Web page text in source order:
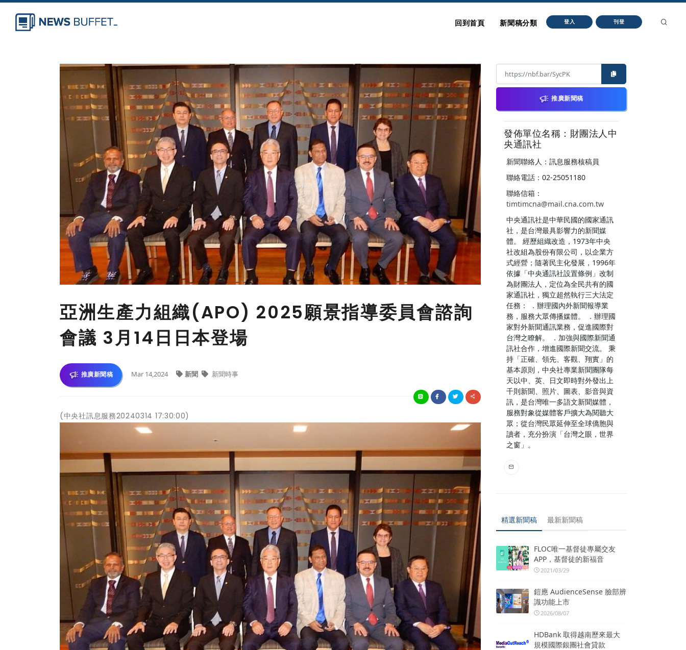
回到首頁 新聞稿分類 登入 刊登
亞洲生產力組織(APO) 2025願景指導委員會諮詢
會議 3月14日日本登場
推廣新聞稿 Mar 14,2024 新聞 新聞時事
(中央社訊息服務20240314 17:30:00)
推廣新聞稿
發佈單位名稱：財團法人中
央通訊社
新聞聯絡人：訊息服務核稿員
聯絡電話：02-25051180
聯絡信箱：
timtimcna@mail.cna.com.tw
中央通訊社是中華民國的國家通訊
社，是台灣最具影響力的新聞媒
體。 經歷組織改造，1973年中央
社改組為股份有限公司，以企業方
式經營；隨著民主化發展，1996年
依據「中央通訊社設置條例」改制
為財團法人，定位為全民共有的國
家通訊社，獨立超然執行三大法定
任務： ．辦理國內外新聞報導業
務，服務大眾傳播媒體。 ．辦理國
家對外新聞通訊業務，促進國際對
台灣之瞭解。 ．加強與國際新聞通
訊社合作，增進國際新聞交流。 秉
持「正確、領先、客觀、翔實」的
基本原則，中央社專業新聞團隊每
天以中、英、日文即時對外發出上
千則新聞、照片、圖表、影音與資
訊，是台灣唯一多語文新聞媒體，
服務對象從媒體客戶擴大為閱聽大
眾；從台灣民眾延伸至全球僑胞與
讀者，充分扮演「台灣之眼，世界
之窗」。
精選新聞稿 最新新聞稿
FLOC唯一基督徒專屬交友
APP，基督徒的新福音
2021/03/29
鎧應 AudienceSense 臉部辨
識功能上市
2026/08/07
HDBank 取得越南歷來最大
規模國際銀團社會貸款